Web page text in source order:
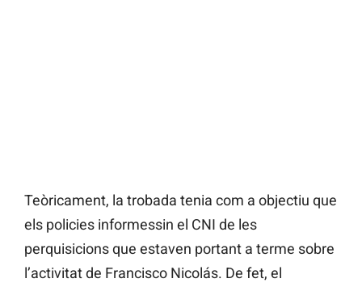
Teòricament, la trobada tenia com a objectiu que
els policies informessin el CNI de les
perquisicions que estaven portant a terme sobre
l’activitat de Francisco Nicolás. De fet, el